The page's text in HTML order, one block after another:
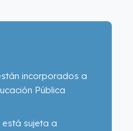
incorporados a
Pública
sujeta a